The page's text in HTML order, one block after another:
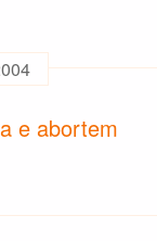
e abortem